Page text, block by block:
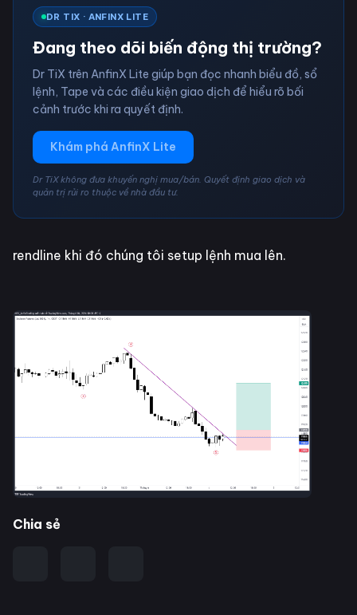
DR TIX · ANFINX LITE
Đang theo dõi biến động thị trường?
Dr TiX trên AnfinX Lite giúp bạn đọc nhanh biểu đồ, sổ
lệnh, Tape và các điều kiện giao dịch để hiểu rõ bối
cảnh trước khi ra quyết định.
Khám phá AnfinX Lite
Dr TiX không đưa khuyến nghị mua/bán. Quyết định giao dịch và
quản trị rủi ro thuộc về nhà đầu tư.
rendline khi đó chúng tôi setup lệnh mua lên.
Chia sẻ